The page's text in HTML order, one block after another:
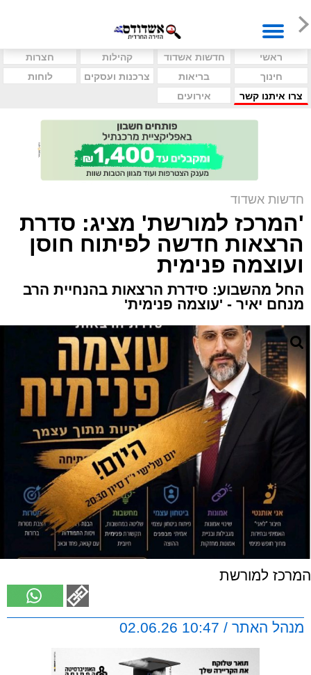
ראשי חדשות אשדוד קהילות
חצרות
חינוך
בריאות צרכנות ועסקים
לוחות
צרו איתנו קשר
אירועים
חדשות אשדוד
'המרכז למורשת' מציג: סדרת
הרצאות חדשה לפיתוח חוסן
ועוצמה פנימית
החל מהשבוע: סידרת הרצאות בהנחיית הרב
מנחם יאיר - 'עוצמה פנימית'
המרכז למורשת
מנהל האתר / 10:47 02.06.26